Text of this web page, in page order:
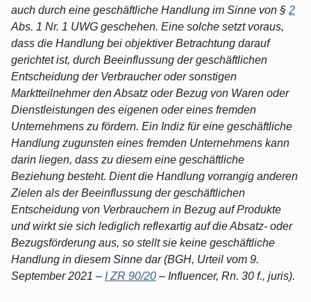
auch durch eine geschäftliche Handlung im Sinne von § 2
Abs. 1 Nr. 1 UWG geschehen. Eine solche setzt voraus,
dass die Handlung bei objektiver Betrachtung darauf
gerichtet ist, durch Beeinflussung der geschäftlichen
Entscheidung der Verbraucher oder sonstigen
Marktteilnehmer den Absatz oder Bezug von Waren oder
Dienstleistungen des eigenen oder eines fremden
Unternehmens zu fördern. Ein Indiz für eine geschäftliche
Handlung zugunsten eines fremden Unternehmens kann
darin liegen, dass zu diesem eine geschäftliche
Beziehung besteht. Dient die Handlung vorrangig anderen
Zielen als der Beeinflussung der geschäftlichen
Entscheidung von Verbrauchern in Bezug auf Produkte
und wirkt sie sich lediglich reflexartig auf die Absatz- oder
Bezugsförderung aus, so stellt sie keine geschäftliche
Handlung in diesem Sinne dar (BGH, Urteil vom 9.
September 2021 – I ZR 90/20 – Influencer, Rn. 30 f., juris).